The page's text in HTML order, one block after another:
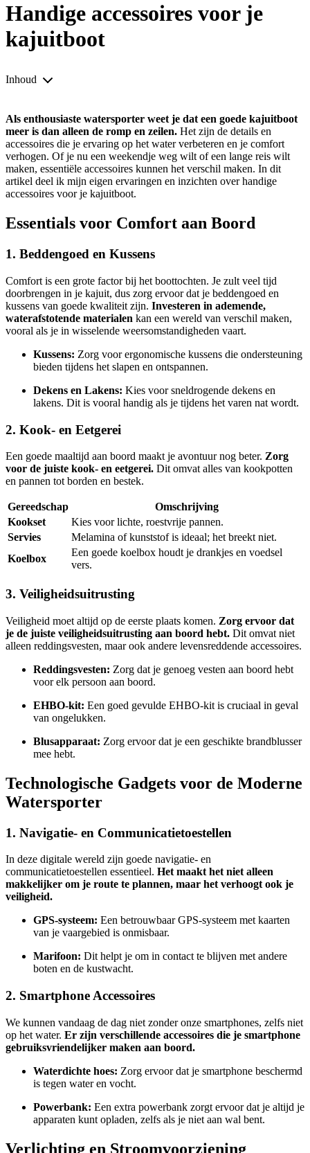
Handige accessoires voor je
kajuitboot
Inhoud
Als enthousiaste watersporter weet je dat een goede kajuitboot
meer is dan alleen de romp en zeilen. Het zijn de details en
accessoires die je ervaring op het water verbeteren en je comfort
verhogen. Of je nu een weekendje weg wilt of een lange reis wilt
maken, essentiële accessoires kunnen het verschil maken. In dit
artikel deel ik mijn eigen ervaringen en inzichten over handige
accessoires voor je kajuitboot.
Essentials voor Comfort aan Boord
1. Beddengoed en Kussens
Comfort is een grote factor bij het boottochten. Je zult veel tijd
doorbrengen in je kajuit, dus zorg ervoor dat je beddengoed en
kussens van goede kwaliteit zijn. Investeren in ademende,
waterafstotende materialen kan een wereld van verschil maken,
vooral als je in wisselende weersomstandigheden vaart.
Kussens: Zorg voor ergonomische kussens die ondersteuning
bieden tijdens het slapen en ontspannen.
Dekens en Lakens: Kies voor sneldrogende dekens en
lakens. Dit is vooral handig als je tijdens het varen nat wordt.
2. Kook- en Eetgerei
Een goede maaltijd aan boord maakt je avontuur nog beter. Zorg
voor de juiste kook- en eetgerei. Dit omvat alles van kookpotten
en pannen tot borden en bestek.
Gereedschap
Omschrijving
Kookset
Kies voor lichte, roestvrije pannen.
Servies
Melamina of kunststof is ideaal; het breekt niet.
Koelbox
Een goede koelbox houdt je drankjes en voedsel
vers.
3. Veiligheidsuitrusting
Veiligheid moet altijd op de eerste plaats komen. Zorg ervoor dat
je de juiste veiligheidsuitrusting aan boord hebt. Dit omvat niet
alleen reddingsvesten, maar ook andere levensreddende accessoires.
Reddingsvesten: Zorg dat je genoeg vesten aan boord hebt
voor elk persoon aan boord.
EHBO-kit: Een goed gevulde EHBO-kit is cruciaal in geval
van ongelukken.
Blusapparaat: Zorg ervoor dat je een geschikte brandblusser
mee hebt.
Technologische Gadgets voor de Moderne
Watersporter
1. Navigatie- en Communicatietoestellen
In deze digitale wereld zijn goede navigatie- en
communicatietoestellen essentieel. Het maakt het niet alleen
makkelijker om je route te plannen, maar het verhoogt ook je
veiligheid.
GPS-systeem: Een betrouwbaar GPS-systeem met kaarten
van je vaargebied is onmisbaar.
Marifoon: Dit helpt je om in contact te blijven met andere
boten en de kustwacht.
2. Smartphone Accessoires
We kunnen vandaag de dag niet zonder onze smartphones, zelfs niet
op het water. Er zijn verschillende accessoires die je smartphone
gebruiksvriendelijker maken aan boord.
Waterdichte hoes: Zorg ervoor dat je smartphone beschermd
is tegen water en vocht.
Powerbank: Een extra powerbank zorgt ervoor dat je altijd je
apparaten kunt opladen, zelfs als je niet aan wal bent.
Verlichting en Stroomvoorziening